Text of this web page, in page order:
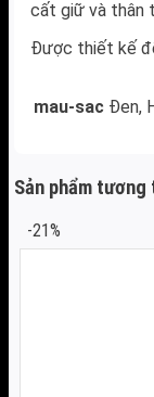
cất giữ và thân
Được thiết kế
mau-sac Đen,
Sản phẩm tương
-21%